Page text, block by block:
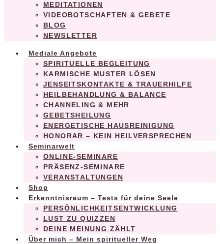
MEDITATIONEN
VIDEOBOTSCHAFTEN & GEBETE
BLOG
NEWSLETTER
Mediale Angebote
SPIRITUELLE BEGLEITUNG
KARMISCHE MUSTER LÖSEN
JENSEITSKONTAKTE & TRAUERHILFE
HEILBEHANDLUNG & BALANCE
CHANNELING & MEHR
GEBETSHEILUNG
ENERGETISCHE HAUSREINIGUNG
HONORAR – KEIN HEILVERSPRECHEN
Seminarwelt
ONLINE-SEMINARE
PRÄSENZ-SEMINARE
VERANSTALTUNGEN
Shop
Erkenntnisraum – Tests für deine Seele
PERSÖNLICHKEITSENTWICKLUNG
LUST ZU QUIZZEN
DEINE MEINUNG ZÄHLT
Über mich – Mein spiritueller Weg